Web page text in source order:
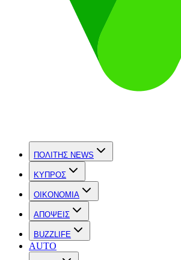
ΠΟΛΙΤΗΣ NEWS
ΚΥΠΡΟΣ
OIKONOMIA
ΑΠΟΨΕΙΣ
BUZZLIFE
AUTO